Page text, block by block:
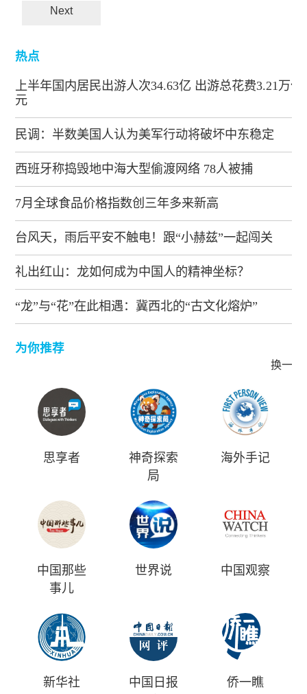
Next
热点
上半年国内居民出游人次34.63亿 出游总花费3.21万亿
元
民调：半数美国人认为美军行动将破坏中东稳定
西班牙称捣毁地中海大型偷渡网络 78人被捕
7月全球食品价格指数创三年多来新高
台风天，雨后平安不触电！跟“小赫兹”一起闯关
礼出红山：龙如何成为中国人的精神坐标？
“龙”与“花”在此相遇：冀西北的“古文化熔炉”
为你推荐
换一批
思享者
神奇探索
局
海外手记
中国那些
事儿
世界说 中国观察
新华社
中国日报
侨一瞧